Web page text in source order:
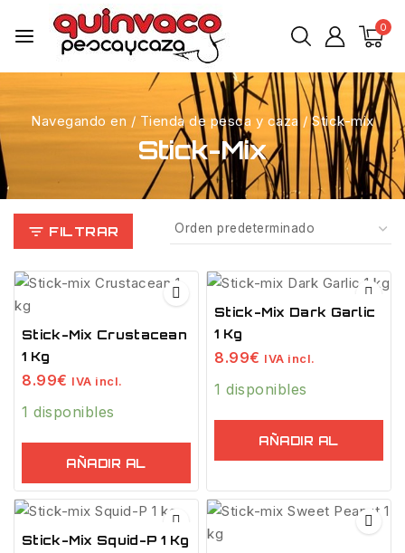
0
Navegando en / Tienda de pesca y caza / Stick-mix
Stick-Mix
FILTRAR
Stick-Mix Crustacean
1 Kg
8.99€ IVA incl.
1 disponibles
AÑADIR AL
CARRITO
Stick-Mix Dark Garlic
1 Kg
8.99€ IVA incl.
1 disponibles
AÑADIR AL
CARRITO
Stick-Mix Squid-P 1 Kg